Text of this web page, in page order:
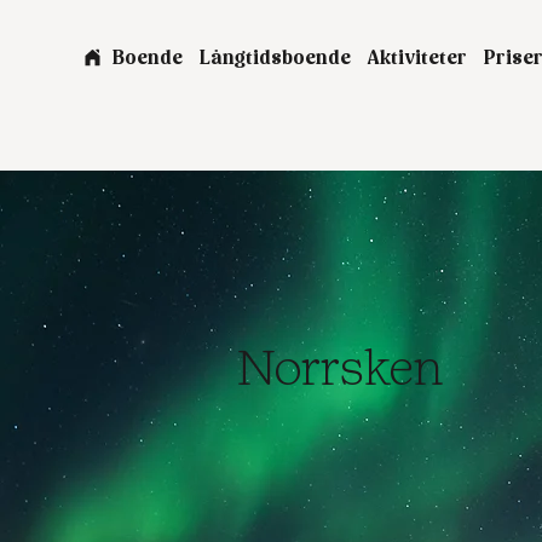
Boende Långtidsboende Aktiviteter Priser
Norrsken